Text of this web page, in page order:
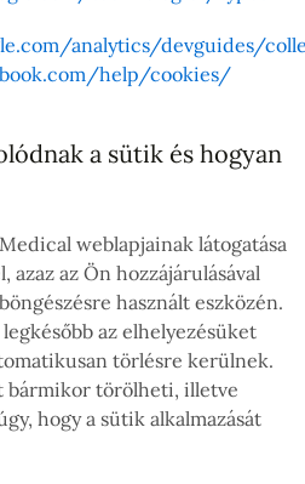
analytics/devguides/
help/cookies/
a sütik és hogyan
weblapjainak látogatása
azaz az Ön hozzájárulásával
használt eszközén.
az elhelyezésüket
törlésre kerülnek.
bármikor törölheti, illetve
hogy a sütik alkalmazását